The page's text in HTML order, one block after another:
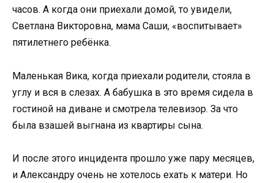
часов. А когда они приехали домой, то увидели,
Светлана Викторовна, мама Саши, «воспитывает»
пятилетнего ребёнка.
Маленькая Вика, когда приехали родители, стояла в
углу и вся в слезах. А бабушка в это время сидела в
гостиной на диване и смотрела телевизор. За что
была взашей выгнана из квартиры сына.
И после этого инцидента прошло уже пару месяцев,
и Александру очень не хотелось ехать к матери. Но